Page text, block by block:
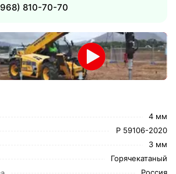
4 мм
Р 59106-2020
3 мм
Горячекатаный
Россия
810-70-70